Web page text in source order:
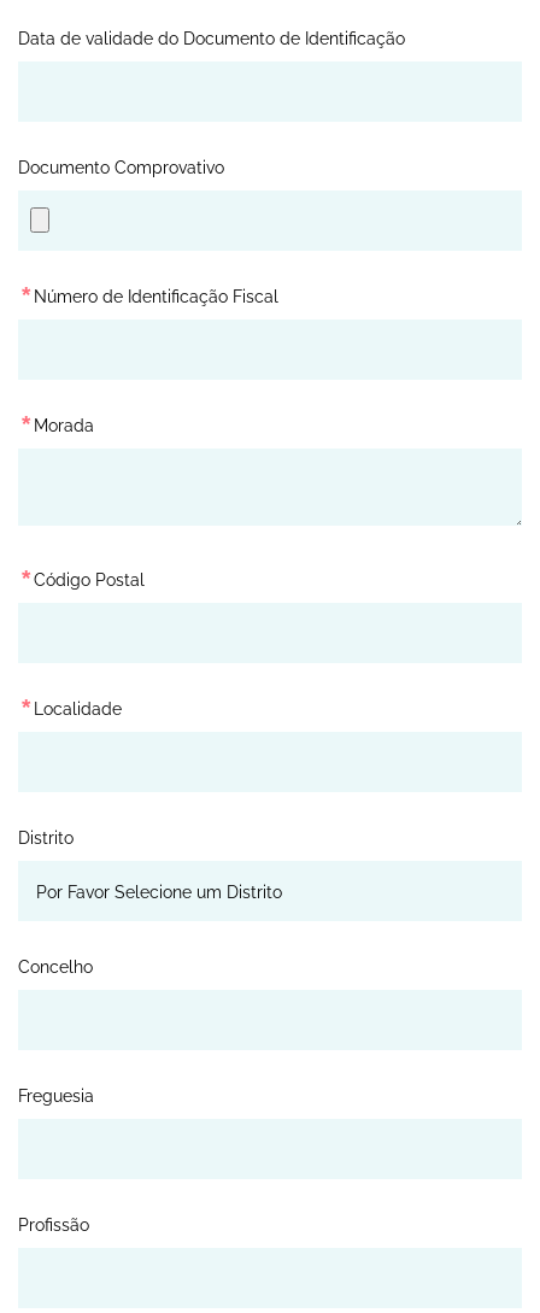
Data de validade do Documento de Identificação
Documento Comprovativo
* Número de Identificação Fiscal
* Morada
*Código Postal
* Localidade
Distrito
Concelho
Freguesia
Profissão